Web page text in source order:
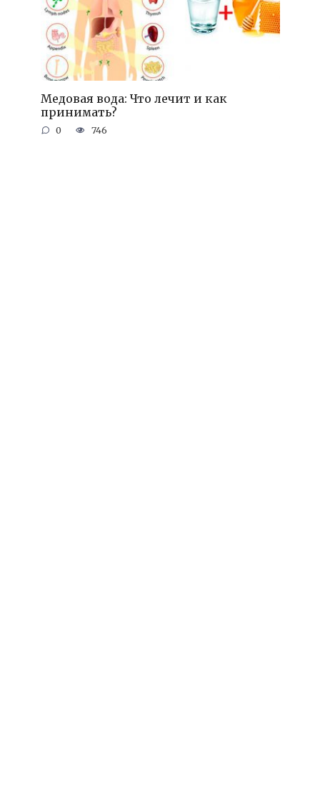
Медовая вода: Что лечит и как
принимать?
0 746